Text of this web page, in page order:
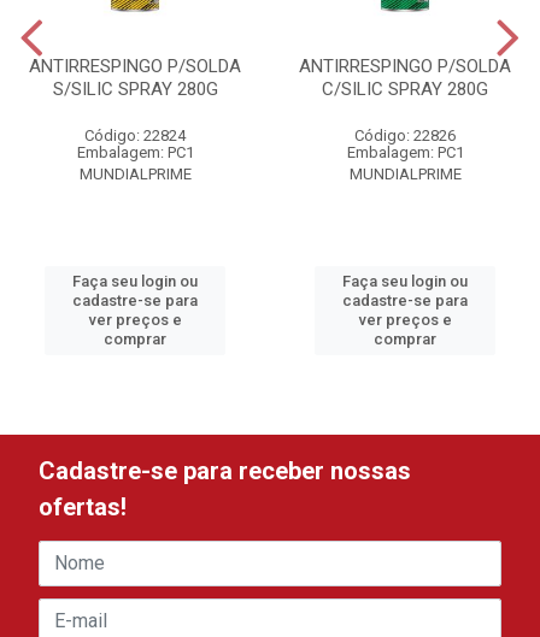
ANTIRRESPINGO P/SOLDA
S/SILIC SPRAY 280G
Código: 22824
Embalagem: PC1
MUNDIALPRIME
Faça seu login ou
cadastre-se para
ver preços e
comprar
ANTIRRESPINGO P/SOLDA
C/SILIC SPRAY 280G
Código: 22826
Embalagem: PC1
MUNDIALPRIME
Faça seu login ou
cadastre-se para
ver preços e
comprar
Cadastre-se para receber nossas
ofertas!